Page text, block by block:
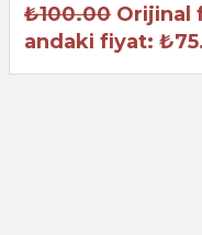
₺100.00 Orijinal
andaki fiyat: